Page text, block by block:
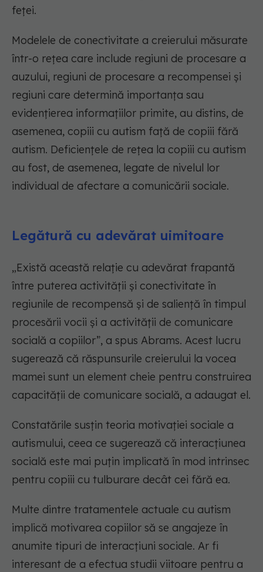
feței.
Modelele de conectivitate a creierului măsurate
într-o rețea care include regiuni de procesare a
auzului, regiuni de procesare a recompensei și
regiuni care determină importanța sau
evidențierea informațiilor primite, au distins, de
asemenea, copiii cu autism față de copiii fără
autism. Deficiențele de rețea la copiii cu autism
au fost, de asemenea, legate de nivelul lor
individual de afectare a comunicării sociale.
Legătură cu adevărat uimitoare
„Există această relație cu adevărat frapantă
între puterea activității și conectivitate în
regiunile de recompensă și de saliență în timpul
procesării vocii și a activității de comunicare
socială a copiilor”, a spus Abrams. Acest lucru
sugerează că răspunsurile creierului la vocea
mamei sunt un element cheie pentru construirea
capacității de comunicare socială, a adaugat el.
Constatările susțin teoria motivației sociale a
autismului, ceea ce sugerează că interacțiunea
socială este mai puțin implicată în mod intrinsec
pentru copiii cu tulburare decât cei fără ea.
Multe dintre tratamentele actuale cu autism
implică motivarea copiilor să se angajeze în
anumite tipuri de interacțiuni sociale. Ar fi
interesant de a efectua studii viitoare pentru a